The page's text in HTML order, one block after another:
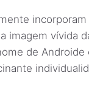
imagem vívida
de